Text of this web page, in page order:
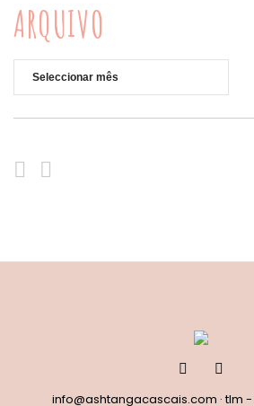
ARQUIVO
Arquivo
info@ashtangacascais.com · tlm -